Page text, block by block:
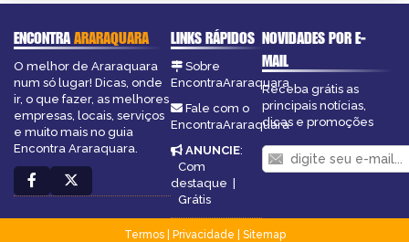
ENCONTRAARARAQUARA
O melhor de Araraquara
num só lugar! Dicas, onde
ir, o que fazer, as melhores
empresas, locais, serviços
e muito mais no guia
Encontra Araraquara.
LINKS RÁPIDOS
Sobre
EncontraAraraquara
Fale com o
EncontraAraraquara
ANUNCIE:
Com
destaque |
Grátis
NOVIDADES POR E-
MAIL
Receba grátis as
principais notícias,
dicas e promoções
Termos| Privacidade
Sitemap